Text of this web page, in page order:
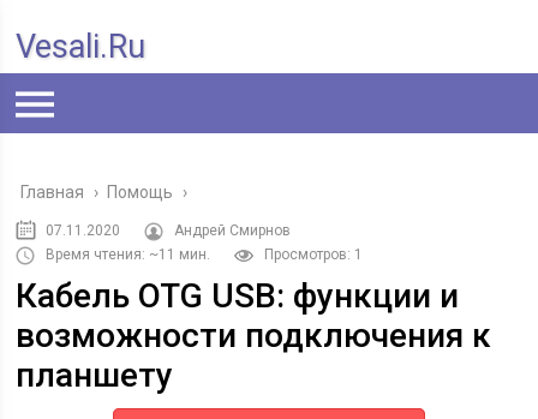
Vesali.ru
Главная › Помощь ›
07.11.2020
Андрей Смирнов
Время чтения: ~11 мин.
Просмотров: 1
Кабель OTG USB: функции и
возможности подключения к
планшету